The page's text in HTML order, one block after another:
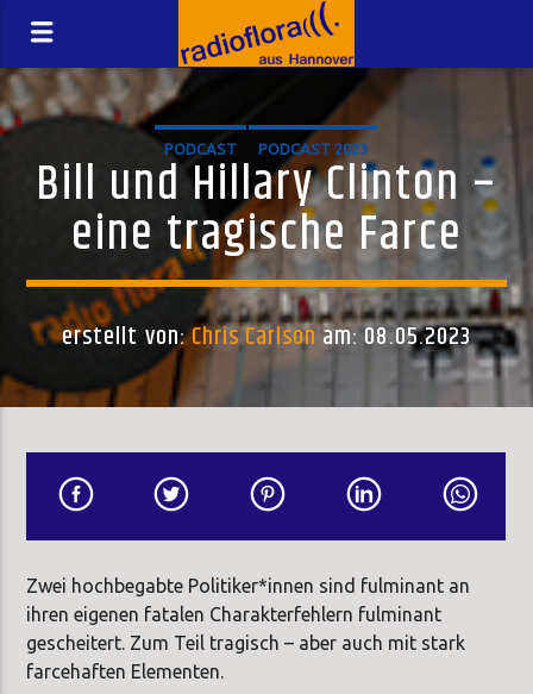
PODCAST PODCAST 2023
Bill und Hillary Clinton –
eine tragische Farce
erstellt von:Chris Carlsonam: 08.05.2023
Zwei hochbegabte Politiker*innen sind fulminant an
ihren eigenen fatalen Charakterfehlern fulminant
gescheitert. Zum Teil tragisch – aber auch mit stark
farcehaften Elementen.